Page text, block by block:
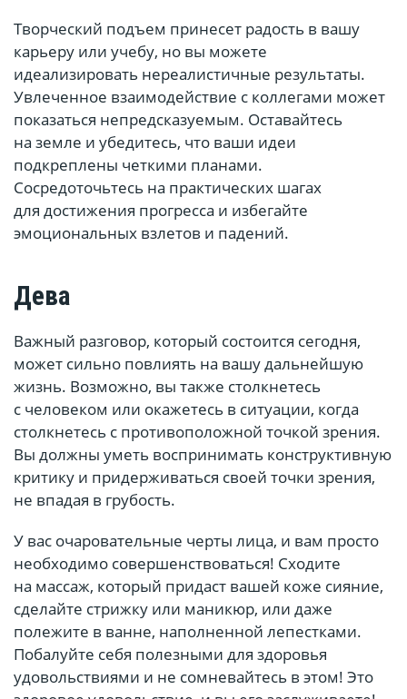
Творческий подъем принесет радость в вашу
карьеру или учебу, но вы можете
идеализировать нереалистичные результаты.
Увлеченное взаимодействие с коллегами может
показаться непредсказуемым. Оставайтесь
на земле и убедитесь, что ваши идеи
подкреплены четкими планами.
Сосредоточьтесь на практических шагах
для достижения прогресса и избегайте
эмоциональных взлетов и падений.
Дева
Важный разговор, который состоится сегодня,
может сильно повлиять на вашу дальнейшую
жизнь. Возможно, вы также столкнетесь
с человеком или окажетесь в ситуации, когда
столкнетесь с противоположной точкой зрения.
Вы должны уметь воспринимать конструктивную
критику и придерживаться своей точки зрения,
не впадая в грубость.
У вас очаровательные черты лица, и вам просто
необходимо совершенствоваться! Сходите
на массаж, который придаст вашей коже сияние,
сделайте стрижку или маникюр, или даже
полежите в ванне, наполненной лепестками.
Побалуйте себя полезными для здоровья
удовольствиями и не сомневайтесь в этом! Это